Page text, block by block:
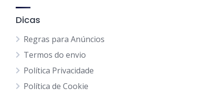
Dicas
Regras para Anúncios
Termos do envio
Política Privacidade
Política de Cookie